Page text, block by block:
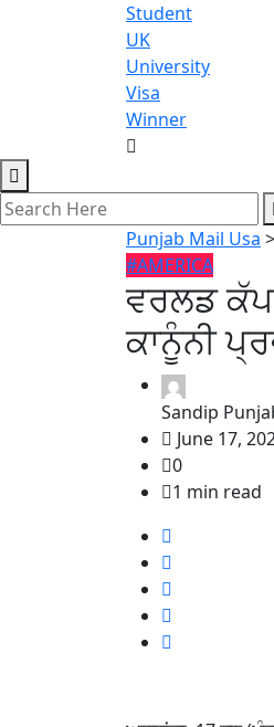
Student
UK
University
Visa
Winner
Punjab Mail Usa >
#AMERICA
ਵਰਲਡ
ਕਾਨੂੰਨੀ
Sandip
June 17,
0
1 min read